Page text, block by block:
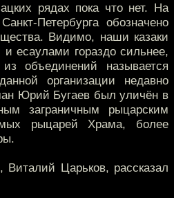
рядах пока что нет. На
Петербурга обозначено
Видимо, наши казаки
есаулами гораздо сильнее,
объединений называется
организации недавно
Юрий Бугаев был уличён в
заграничным рыцарским
рыцарей Храма, более
Виталий Царьков, рассказал